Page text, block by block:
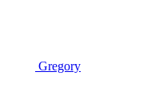
Gregory